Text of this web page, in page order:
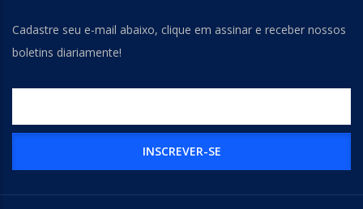
Cadastre seu e-mail abaixo, clique em assinar e receber nossos
boletins diariamente!